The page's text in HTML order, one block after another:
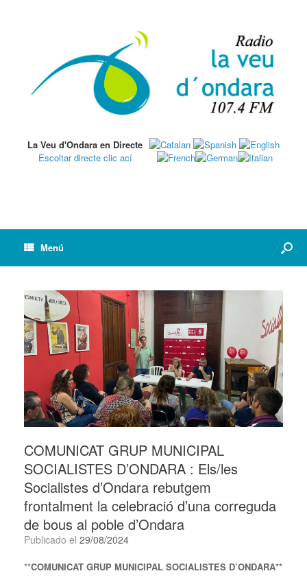
La Veu d'Ondara en Directe
Escoltar directe clic ací
Menú
COMUNICAT GRUP MUNICIPAL
SOCIALISTES D’ONDARA : Els/les
Socialistes d’Ondara rebutgem
frontalment la celebració d’una correguda
de bous al poble d’Ondara
Publicado el 29/08/2024
**COMUNICAT GRUP MUNICIPAL SOCIALISTES D’ONDARA**